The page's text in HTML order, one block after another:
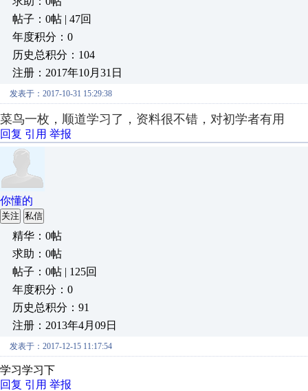
帖子：0帖 | 47回
年度积分：0
历史总积分：104
注册：2017年10月31日
发表于：2017-10-31 15:29:38
菜鸟一枚，顺道学习了，资料很不错，对初学者有用
回复 引用 举报
你懂的
关注 私信
精华：0帖
求助：0帖
帖子：0帖 | 125回
年度积分：0
历史总积分：91
注册：2013年4月09日
发表于：2017-12-15 11:17:54
学习学习下
回复 引用 举报